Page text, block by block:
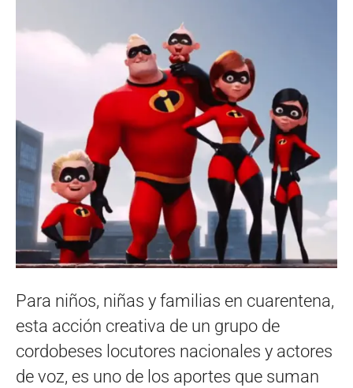
Para niños, niñas y familias en cuarentena,
esta acción creativa de un grupo de
cordobeses locutores nacionales y actores
de voz, es uno de los aportes que suman